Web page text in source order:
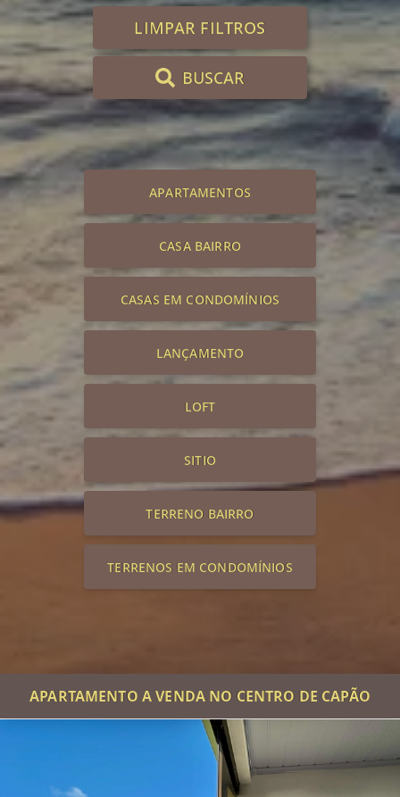
LIMPAR FILTROS
BUSCAR
APARTAMENTOS
CASA BAIRRO
CASAS EM CONDOMÍNIOS
LANÇAMENTO
LOFT
SITIO
TERRENO BAIRRO
TERRENOS EM CONDOMÍNIOS
APARTAMENTO A VENDA NO CENTRO DE CAPÃO